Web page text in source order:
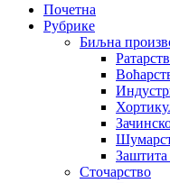
Почетна
Рубрике
Биљна
Сточарство